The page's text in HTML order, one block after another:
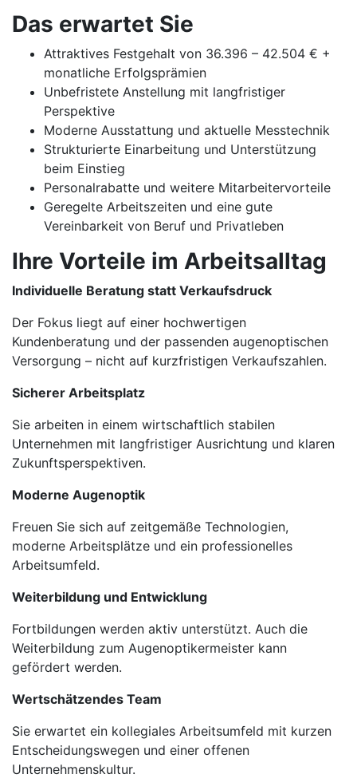
Das erwartet Sie
Attraktives Festgehalt von 36.396 – 42.504 € +
monatliche Erfolgsprämien
Unbefristete Anstellung mit langfristiger
Perspektive
Moderne Ausstattung und aktuelle Messtechnik
Strukturierte Einarbeitung und Unterstützung
beim Einstieg
Personalrabatte und weitere Mitarbeitervorteile
Geregelte Arbeitszeiten und eine gute
Vereinbarkeit von Beruf und Privatleben
Ihre Vorteile im Arbeitsalltag
Individuelle Beratung statt Verkaufsdruck
Der Fokus liegt auf einer hochwertigen
Kundenberatung und der passenden augenoptischen
Versorgung – nicht auf kurzfristigen Verkaufszahlen.
Sicherer Arbeitsplatz
Sie arbeiten in einem wirtschaftlich stabilen
Unternehmen mit langfristiger Ausrichtung und klaren
Zukunftsperspektiven.
Moderne Augenoptik
Freuen Sie sich auf zeitgemäße Technologien,
moderne Arbeitsplätze und ein professionelles
Arbeitsumfeld.
Weiterbildung und Entwicklung
Fortbildungen werden aktiv unterstützt. Auch die
Weiterbildung zum Augenoptikermeister kann
gefördert werden.
Wertschätzendes Team
Sie erwartet ein kollegiales Arbeitsumfeld mit kurzen
Entscheidungswegen und einer offenen
Unternehmenskultur.